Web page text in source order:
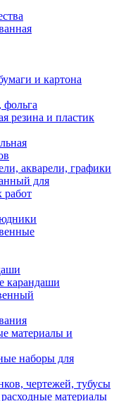
и картона
фольга
резина и пластик
акварели, графики
для
работ
карандаши
материалы и
наборы для
чертежей, тубусы
материалы